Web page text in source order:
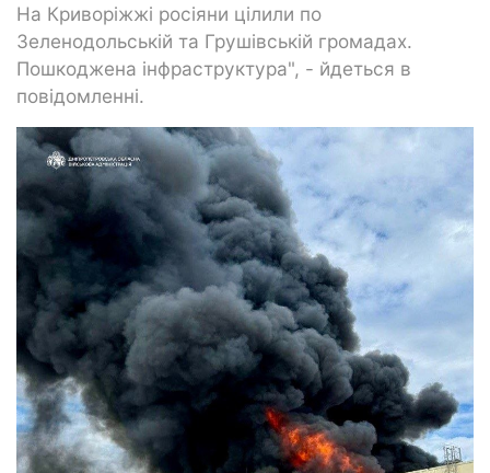
На Криворіжжі росіяни цілили по
Зеленодольській та Грушівській громадах.
Пошкоджена інфраструктура", - йдеться в
повідомленні.